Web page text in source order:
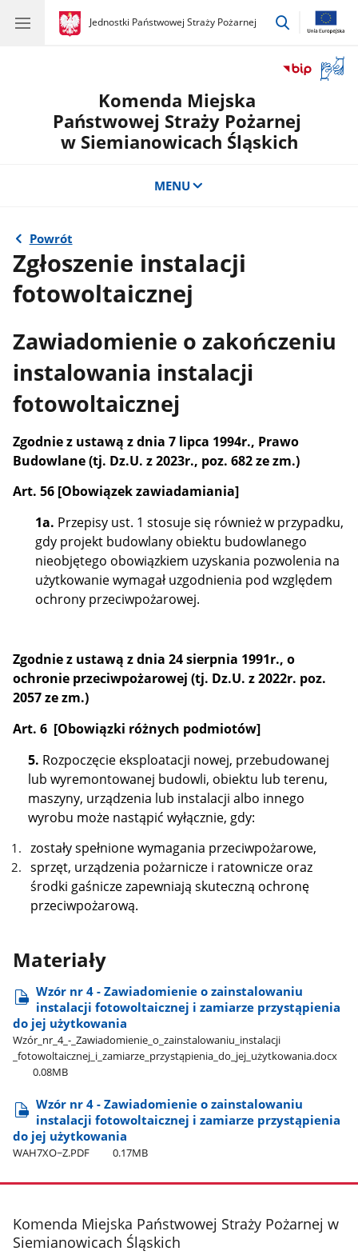
gov.pl
Jednostki Państwowej Straży Pożarnej
gov.pl
Jednostki
przejdź
okno
Komenda Miejska
Państwowej Straży Pożarnej
w Siemianowicach Śląskich
MENU
Powrót
Zgłoszenie instalacji
fotowoltaicznej
Zawiadomienie o zakończeniu
instalowania instalacji
fotowoltaicznej
Zgodnie z ustawą z dnia 7 lipca 1994r., Prawo
Budowlane (tj. Dz.U. z 2023r., poz. 682 ze zm.)
Art. 56 [Obowiązek zawiadamiania]
1a. Przepisy ust. 1 stosuje się również w przypadku,
gdy projekt budowlany obiektu budowlanego
nieobjętego obowiązkiem uzyskania pozwolenia na
użytkowanie wymagał uzgodnienia pod względem
ochrony przeciwpożarowej.
Zgodnie z ustawą z dnia 24 sierpnia 1991r., o
ochronie przeciwpożarowej (tj. Dz.U. z 2022r. poz.
2057 ze zm.)
Art. 6 [Obowiązki różnych podmiotów]
5. Rozpoczęcie eksploatacji nowej, przebudowanej
lub wyremontowanej budowli, obiektu lub terenu,
maszyny, urządzenia lub instalacji albo innego
wyrobu może nastąpić wyłącznie, gdy:
zostały spełnione wymagania przeciwpożarowe,
sprzęt, urządzenia pożarnicze i ratownicze oraz
środki gaśnicze zapewniają skuteczną ochronę
przeciwpożarową.
Materiały
Wzór nr 4 - Zawiadomienie o zainstalowaniu
instalacji fotowoltaicznej i zamiarze przystąpienia
do jej użytkowania
Wzór​_nr​_4​_-​_Zawiadomienie​_o​_zainstalowaniu​_instalacji​
_fotowoltaicznej​_i​_zamiarze​_przystąpienia​_do​_jej​_użytkowania.docx
0.08MB
Wzór nr 4 - Zawiadomienie o zainstalowaniu
instalacji fotowoltaicznej i zamiarze przystąpienia
do jej użytkowania
WAH7XO~Z.PDF 0.17MB
stopka
Komenda Miejska Państwowej Straży Pożarnej w
Siemianowicach Śląskich